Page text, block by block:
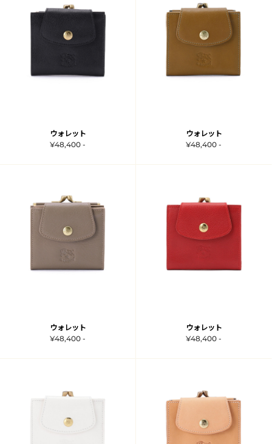
ウォレット
¥48,400 -
ウォレット
¥48,400 -
ウォレット
¥48,400 -
ウォレット
¥48,400 -